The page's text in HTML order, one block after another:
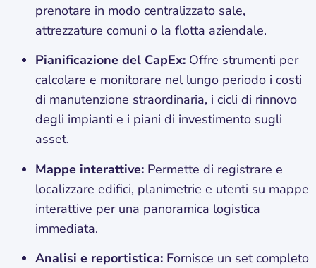
prenotare in modo centralizzato sale,
attrezzature comuni o la flotta aziendale.
Pianificazione del CapEx: Offre strumenti per
calcolare e monitorare nel lungo periodo i costi
di manutenzione straordinaria, i cicli di rinnovo
degli impianti e i piani di investimento sugli
asset.
Mappe interattive: Permette di registrare e
localizzare edifici, planimetrie e utenti su mappe
interattive per una panoramica logistica
immediata.
Analisi e reportistica: Fornisce un set completo